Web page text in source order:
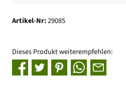
Artikel-Nr:29085
Dieses Produkt weiterempfehlen: